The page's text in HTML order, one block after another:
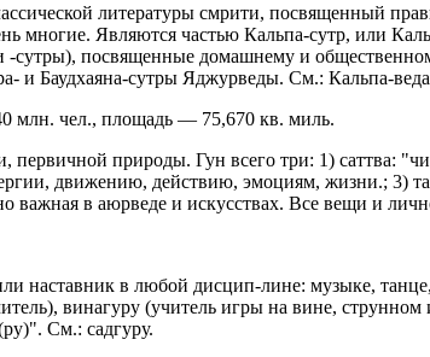
литературы смрити, посвященный
многие. Являются частью Кальпа-сутр, или
посвященные домашнему и
и Баудхаяна-сутры Яджурведы. См.: Кальпа-
млн. чел., площадь — 75,670 кв. миль.
природы. Гун всего три: 1) саттва:
движению, действию, эмоциям, жизни.; 3)
в аюрведе и искусствах. Все вещи и
наставник в любой дисцип-лине: музыке,
винагуру (учитель игры на вине,
См.: садгуру.